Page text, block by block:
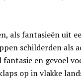
als fantasieën uit
schilderden als
en gevoel
op in vlakke